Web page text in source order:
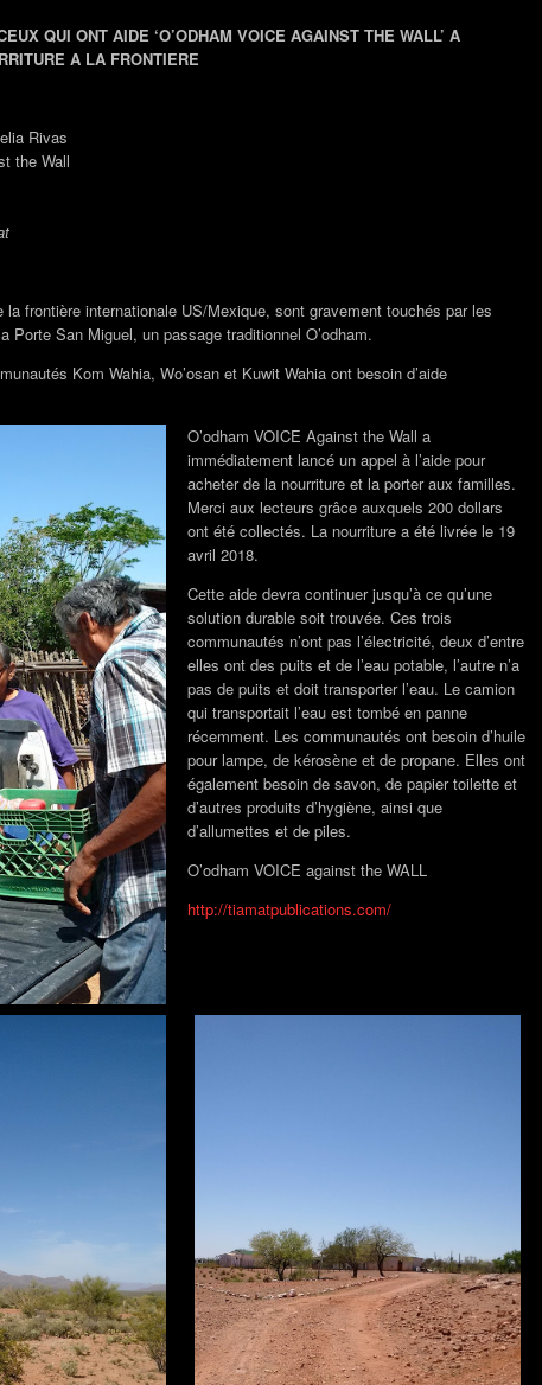
QUI ONT AIDE ‘O’ODHAM VOICE AGAINST THE WALL’ A
A LA FRONTIERE
Rivas
the Wall
la frontière internationale US/Mexique, sont gravement touchés par les
Porte San Miguel, un passage traditionnel O’odham.
Kom Wahia, Wo’osan et Kuwit Wahia ont besoin d’aide
O’odham VOICE Against the Wall a
immédiatement lancé un appel à l’aide pour
acheter de la nourriture et la porter aux familles.
Merci aux lecteurs grâce auxquels 200 dollars
ont été collectés. La nourriture a été livrée le 19
avril 2018.
Cette aide devra continuer jusqu’à ce qu’une
solution durable soit trouvée. Ces trois
communautés n’ont pas l’électricité, deux d’entre
elles ont des puits et de l’eau potable, l’autre n’a
pas de puits et doit transporter l’eau. Le camion
qui transportait l’eau est tombé en panne
récemment. Les communautés ont besoin d’huile
pour lampe, de kérosène et de propane. Elles ont
également besoin de savon, de papier toilette et
d’autres produits d’hygiène, ainsi que
d’allumettes et de piles.
O’odham VOICE against the WALL
http://tiamatpublications.com/